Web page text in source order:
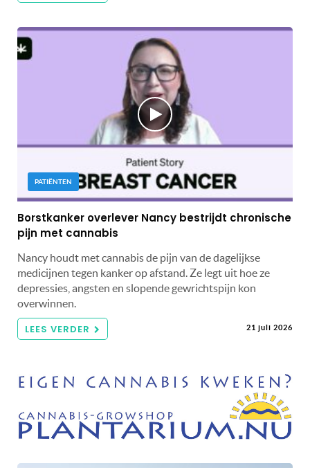
PATIËNTEN
Borstkanker overlever Nancy bestrijdt chronische
pijn met cannabis
Nancy houdt met cannabis de pijn van de dagelijkse
medicijnen tegen kanker op afstand. Ze legt uit hoe ze
depressies, angsten en slopende gewrichtspijn kon
overwinnen.
LEES VERDER 21 juli 2026